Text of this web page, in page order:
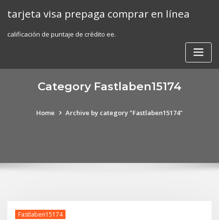
tarjeta visa prepaga comprar en línea
calificación de puntaje de crédito ee.
Category Fastlaben15174
Home Archive by category "Fastlaben15174"
Fastlaben15174